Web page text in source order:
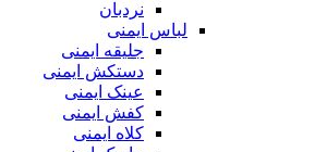
نردبان
لباس ایمنی
جلیقه ایمنی
دستکش ایمنی
عینک ایمنی
کفش ایمنی
کلاه ایمنی